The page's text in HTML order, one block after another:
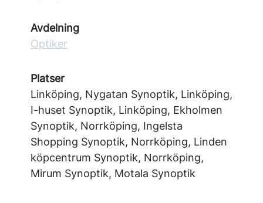
Avdelning
Optiker
Platser
Linköping, Nygatan Synoptik, Linköping,
I-huset Synoptik, Linköping, Ekholmen
Synoptik, Norrköping, Ingelsta
Shopping Synoptik, Norrköping, Linden
köpcentrum Synoptik, Norrköping,
Mirum Synoptik, Motala Synoptik